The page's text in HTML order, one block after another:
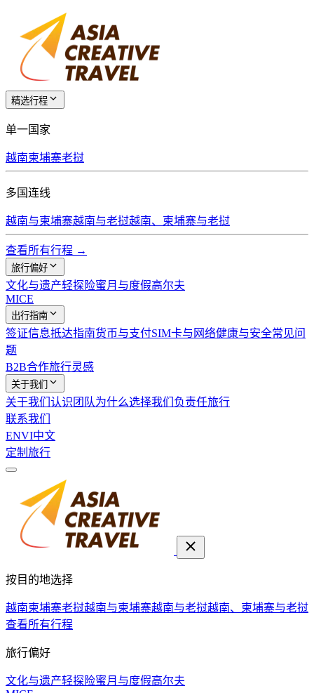
精选行程
单一国家
越南柬埔寨老挝
多国连线
越南与柬埔寨越南与老挝越南、柬埔寨与老挝
查看所有行程 →
旅行偏好
文化与遗产轻探险蜜月与度假高尔夫
MICE
出行指南
签证信息抵达指南货币与支付SIM卡与网络健康与安全常见问
题
B2B合作旅行灵感
关于我们
关于我们 认识团队为什么选择我们 负责任旅行
联系我们
ENVI中文
定制旅行
按目的地选择
越南柬埔寨老挝越南与柬埔寨越南与老挝越南、柬埔寨与老挝
查看所有行程
旅行偏好
文化与遗产轻探险蜜月与度假高尔夫